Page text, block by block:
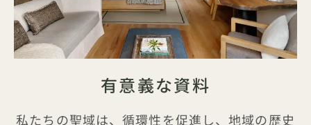
有意義な資料
私たちの聖域は、循環性を促進し、地域の歴史